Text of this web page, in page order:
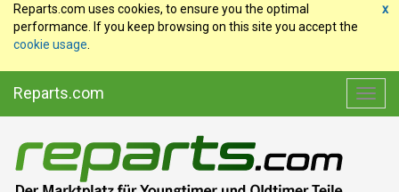
x
Reparts.com uses cookies, to ensure you the optimal
performance. If you keep browsing on this site you accept the
cookie usage
Reparts.com